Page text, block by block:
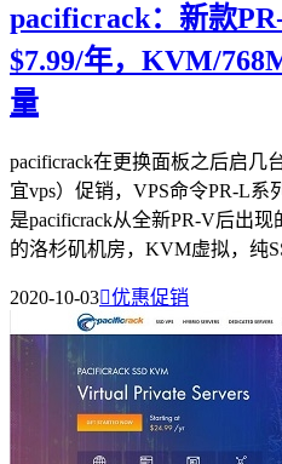
pacificrack：新款
$7.99/年，KVM/
量
pacificrack在更换面板之后启几
宜vps）促销，VPS命令PR-L系
是pacificrack从全新PR-V后出
的洛杉矶机房，KVM虚拟，纯
2020-10-03优惠促销